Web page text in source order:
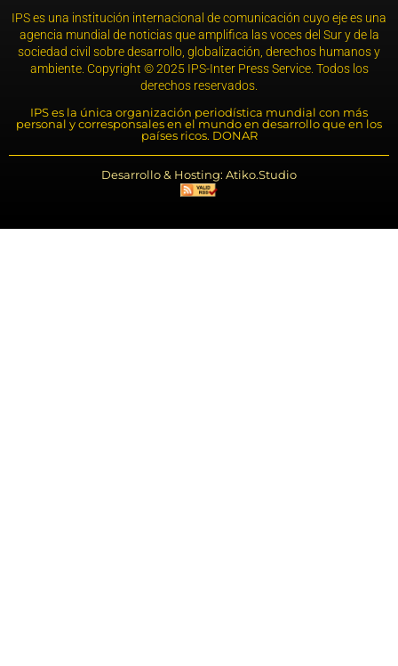
IPS es una institución internacional de comunicación cuyo eje es una
agencia mundial de noticias que amplifica las voces del Sur y de la
sociedad civil sobre desarrollo, globalización, derechos humanos y
ambiente. Copyright © 2025 IPS-Inter Press Service. Todos los
derechos reservados.
IPS es la única organización periodística mundial con más
personal y corresponsales en el mundo en desarrollo que en los
países ricos. DONAR
Desarrollo & Hosting: Atiko.Studio